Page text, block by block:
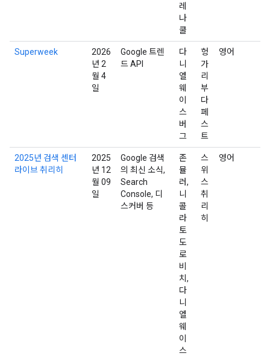
레
나
쿨
Superweek
2026
년 2
월 4
일
Google 트렌
드 API
다
니
엘
웨
이
스
버
그
헝
가
리
부
다
페
스
트
영어
2025년 검색 센터
라이브 취리히
2025
년 12
월 09
일
Google 검색
의 최신 소식,
Search
Console, 디
스커버 등
존
뮬
러,
니
콜
라
토
도
로
비
치,
다
니
엘
웨
이
스
스
위
스
취
리
히
영어